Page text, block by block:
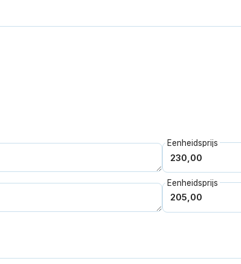
Eenheidsprijs
Eenheidsprijs